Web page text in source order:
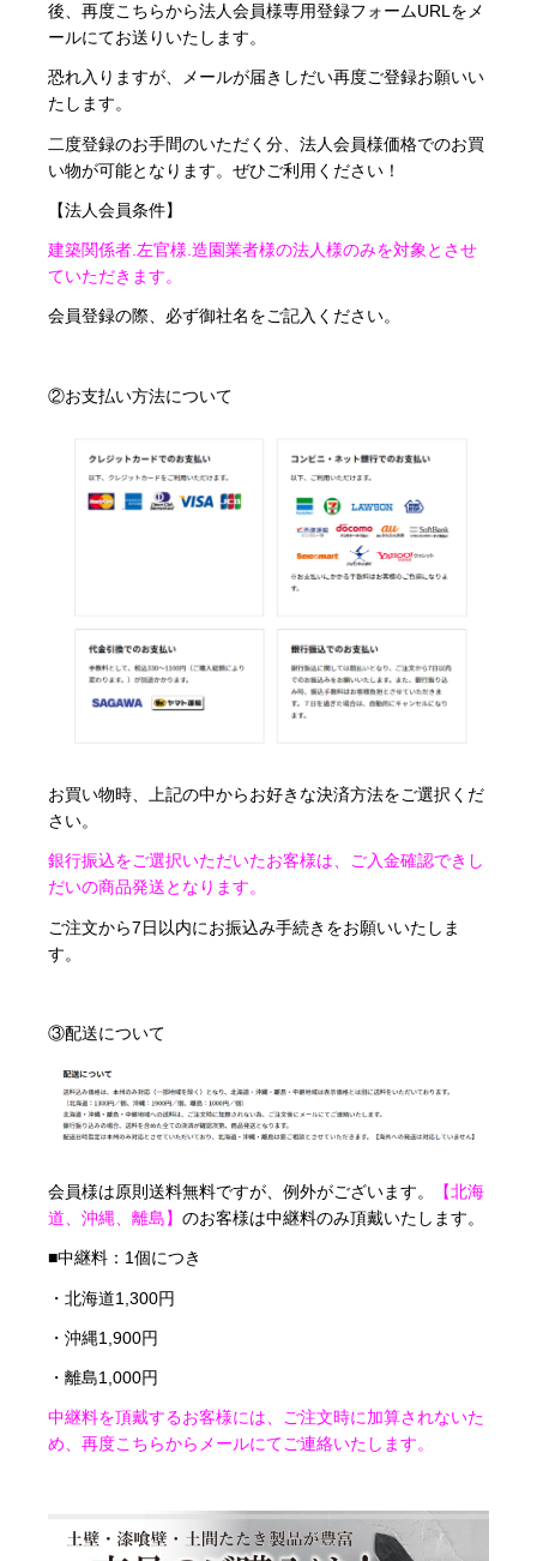
後、再度こちらから法人会員様専用登録フォームURLをメ
ールにてお送りいたします。
恐れ入りますが、メールが届きしだい再度ご登録お願いい
たします。
二度登録のお手間のいただく分、法人会員様価格でのお買
い物が可能となります。ぜひご利用ください！
【法人会員条件】
建築関係者.左官様.造園業者様の法人様のみを対象とさせ
ていただきます。
会員登録の際、必ず御社名をご記入ください。
②お支払い方法について
お買い物時、上記の中からお好きな決済方法をご選択くだ
さい。
銀行振込をご選択いただいたお客様は、ご入金確認できし
だいの商品発送となります。
ご注文から7日以内にお振込み手続きをお願いいたしま
す。
③配送について
会員様は原則送料無料ですが、例外がございます。
【北海
道、沖縄、離島】 のお客様は中継料のみ頂戴いたします。
■中継料：1個につき
・北海道1,300円
・沖縄1,900円
・離島1,000円
中継料を頂戴するお客様には、ご注文時に加算されないた
め、再度こちらからメールにてご連絡いたします。